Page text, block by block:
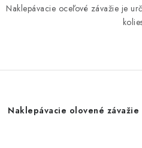
Naklepávacie oceľové závažie je
Naklepávacie olovené